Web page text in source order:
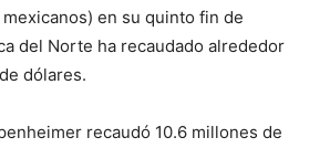
en su quinto fin de
del Norte ha recaudado alrededor
dólares.
recaudó 10.6 millones de